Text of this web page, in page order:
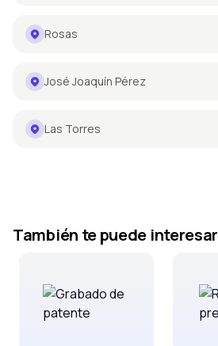
Rosas
José Joaquín Pérez
Las Torres
También te puede interesar